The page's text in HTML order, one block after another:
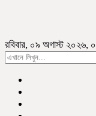
রবিবার, ০৯ অগাস্ট ২০২৬,